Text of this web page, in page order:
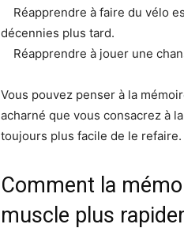
Réapprendre à faire du vélo
décennies plus tard.
Réapprendre à jouer une
Vous pouvez penser à la
acharné que vous consacrez à
toujours plus facile de le refaire.
Comment la
muscle plus